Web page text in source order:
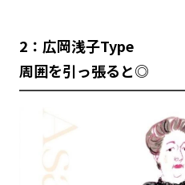
2：広岡浅子Type
周囲を引っ張ると◎